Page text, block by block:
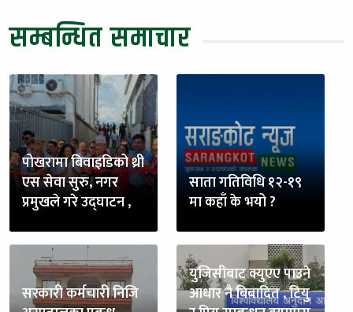
सम्बन्धित समाचार
पोखरामा बिवाइडिको थ्री
एस सेवा सुरु, नगर
प्रमुखले गरे उद्घाटन ,
साता गतिविधि १२-१९
मा कहाँ के भयो ?
सरकारी कर्मचारी निजि
युजिसीबाट क्युएए पाउने
आधार नै बिबादित , टियु